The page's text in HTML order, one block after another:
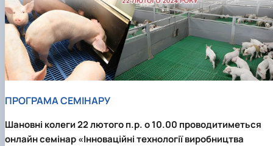
ПРОГРАМА СЕМІНАРУ
Шановні колеги 22 лютого п.р. о 10.00 проводитиметься
онлайн семінар«Інноваційні технології виробництва